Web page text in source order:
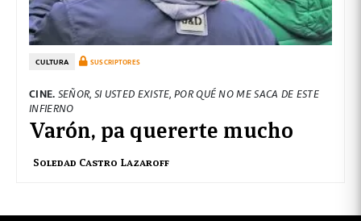
CULTURA SUSCRIPTORES
CINE. SEÑOR, SI USTED EXISTE, POR QUÉ NO ME SACA DE ESTE
INFIERNO
Varón, pa quererte mucho
Soledad Castro Lazaroff